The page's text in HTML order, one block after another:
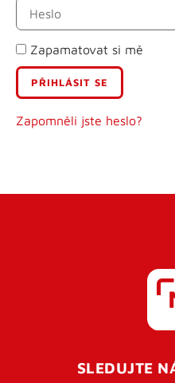
Zapamatovat si mě
Zapomněli jste heslo?
E-mail
Uživatelské jméno
SLEDUJTE